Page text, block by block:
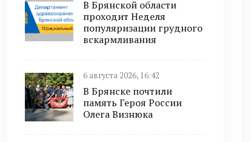
В Брянской области
проходит Неделя
популяризации грудного
вскармливания
6 августа 2026, 16:42
В Брянске почтили
память Героя России
Олега Визнюка